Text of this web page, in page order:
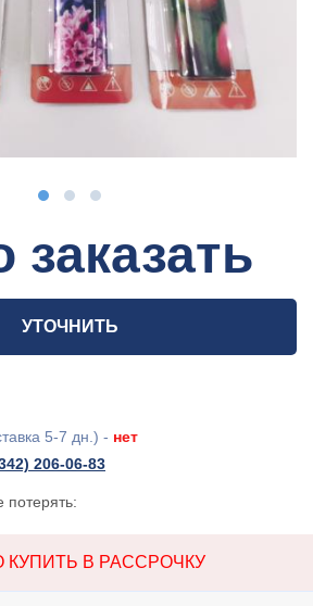
УТОЧНИТЬ
5-7 дн.) - нет
206-06-83
потерять:
В РАССРОЧКУ